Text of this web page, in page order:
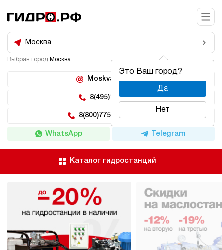
Москва
Это Ваш город?
Да
Нет
Выбран город Москва
Moskva@hidro.ru
8(495)150-04-62
8(800)775-04-62 доб 2
WhatsApp Telegram
Каталог гидростанций